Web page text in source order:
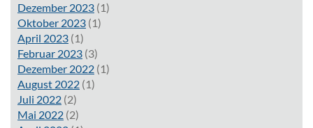
Dezember 2023 (1)
Oktober 2023 (1)
April 2023 (1)
Februar 2023 (3)
Dezember 2022 (1)
August 2022 (1)
Juli 2022 (2)
Mai 2022 (2)